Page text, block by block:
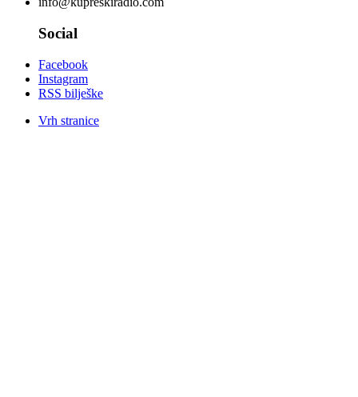
Social
Facebook
Instagram
RSS bilješke
Vrh stranice